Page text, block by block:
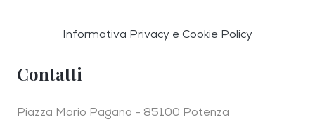
Informativa Privacy e Cookie Policy
Contatti
Piazza Mario Pagano - 85100 Potenza